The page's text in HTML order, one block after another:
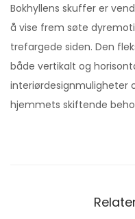
Bokhyllens skuffer er
å vise frem søte
trefargede siden. Den
både vertikalt og
interiørdesignmuligheter
hjemmets skiftende